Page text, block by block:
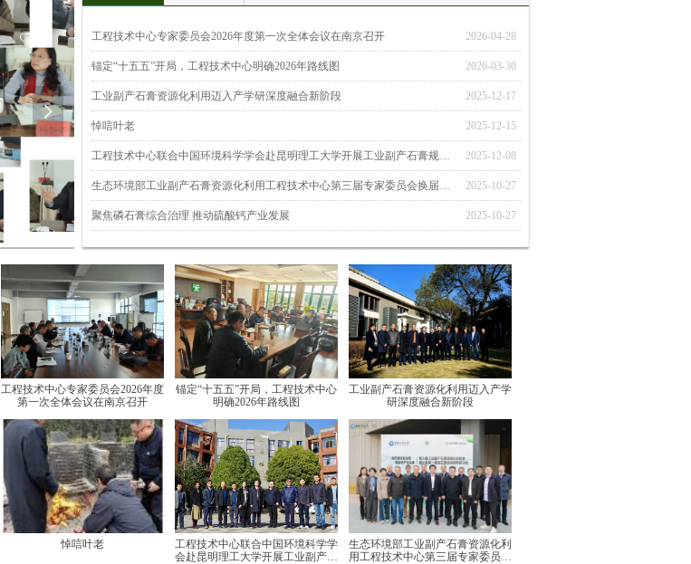
넲
2026-04-28
工程技术中心专家委员会2026年度第一次全体会议在南京召开
2026-03-30
锚定“十五五”开局，工程技术中心明确2026年路线图
2025-12-17
工业副产石膏资源化利用迈入产学研深度融合新阶段
2025-12-15
悼唁叶老
2025-12-08
工程技术中心联合中国环境科学学会赴昆明理工大学开展工业副产石膏规模化应用实践专题调研
2025-10-27
生态环境部工业副产石膏资源化利用工程技术中心第三届专家委员会换届会议召开
2025-10-27
聚焦磷石膏综合治理 推动硫酸钙产业发展
工程技术中心专家委员会2026年度
第一次全体会议在南京召开
锚定“十五五”开局，工程技术中心
明确2026年路线图
工业副产石膏资源化利用迈入产学
研深度融合新阶段
悼唁叶老
工程技术中心联合中国环境科学学
会赴昆明理工大学开展工业副产石
生态环境部工业副产石膏资源化利
用工程技术中心第三届专家委员会